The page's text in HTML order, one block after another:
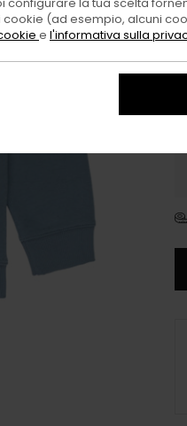
(ad esempio, alcuni
e l'informativa sulla